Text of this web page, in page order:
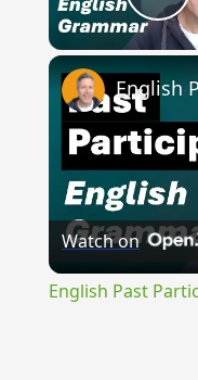
Watch on
English Past